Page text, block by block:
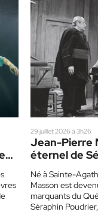
29 juillet 2026 à 3h26
Jean-Pierre
éternel de
Né à Sainte-
Masson est
marquants du
Séraphin